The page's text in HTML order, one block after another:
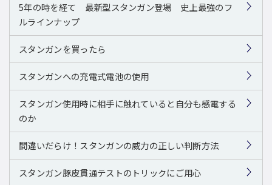
5年の時を経て 最新型スタンガン登場 史上最強のフ
ルラインナップ
スタンガンを買ったら
スタンガンへの充電式電池の使用
スタンガン使用時に相手に触れていると自分も感電する
のか
間違いだらけ！スタンガンの威力の正しい判断方法
スタンガン豚皮貫通テストのトリックにご用心